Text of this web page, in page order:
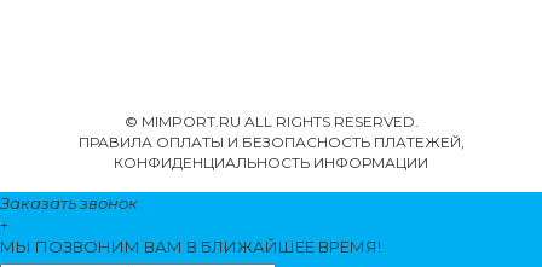
© MIMPORT.RU ALL RIGHTS RESERVED.
ПРАВИЛА ОПЛАТЫ И БЕЗОПАСНОСТЬ ПЛАТЕЖЕЙ,
КОНФИДЕНЦИАЛЬНОСТЬ ИНФОРМАЦИИ
Заказать звонок
+
МЫ ПОЗВОНИМ ВАМ В БЛИЖАЙШЕЕ ВРЕМЯ!